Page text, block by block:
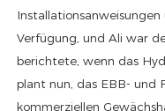
Verfügung, und Ali war
berichtete, wenn das
plant nun, das EBB- und
kommerziellen